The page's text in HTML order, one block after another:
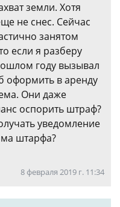
земли. Хотя
не снес. Сейчас
занятом
если я разберу
году вызывал
оформить в аренду
Они даже
оспорить штраф?
уведомление
штарфа?
8 февраля 2019 г. 11:34